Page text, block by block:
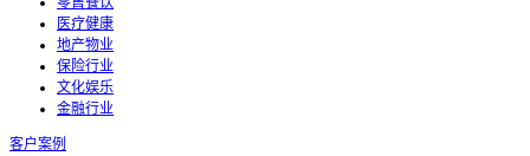
医疗健康
地产物业
保险行业
文化娱乐
金融行业
客户案例